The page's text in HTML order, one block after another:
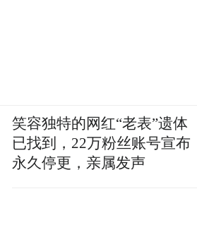
笑容独特的网红“老表”遗体
已找到，22万粉丝账号宣布
永久停更，亲属发声